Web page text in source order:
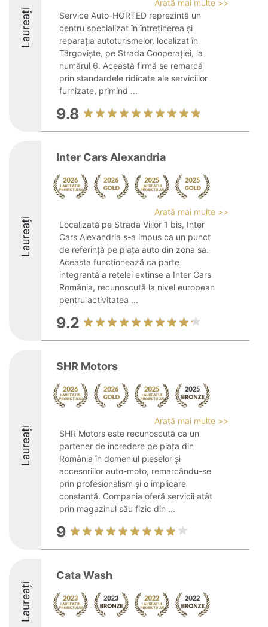
Laureați
Arată mai multe >>
Service Auto-HORTED reprezintă un
centru specializat în întreținerea și
reparația autoturismelor, localizat în
Târgoviște, pe Strada Cooperației, la
numărul 6. Această firmă se remarcă
prin standardele ridicate ale serviciilor
furnizate, primind ...
9.8
Laureați
Inter Cars Alexandria
Arată mai multe >>
Localizată pe Strada Viilor 1 bis, Inter
Cars Alexandria s-a impus ca un punct
de referință pe piața auto din zona sa.
Aceasta funcționează ca parte
integrantă a rețelei extinse a Inter Cars
România, recunoscută la nivel european
pentru activitatea ...
9.2
Laureați
SHR Motors
Arată mai multe >>
SHR Motors este recunoscută ca un
partener de încredere pe piața din
România în domeniul pieselor și
accesoriilor auto-moto, remarcându-se
prin profesionalism și o implicare
constantă. Compania oferă servicii atât
prin magazinul său fizic din ...
9
Laureați
Cata Wash